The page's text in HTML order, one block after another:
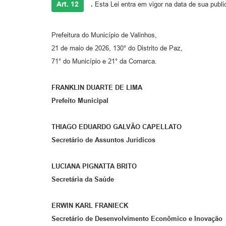
Art. 12 . Esta Lei entra em vigor na data de sua
Prefeitura do Município de Valinhos,
21 de maio de 2026, 130° do Distrito de Paz,
71° do Município e 21° da Comarca.
FRANKLIN DUARTE DE LIMA
Prefeito Municipal
THIAGO EDUARDO GALVÃO CAPELLATO
Secretário de Assuntos Jurídicos
LUCIANA PIGNATTA BRITO
Secretária da Saúde
ERWIN KARL FRANIECK
Secretário de Desenvolvimento Econômico e Inovação